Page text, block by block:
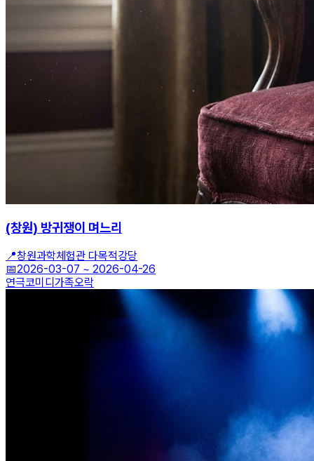
(창원) 방귀쟁이 며느리
📍창원과학체험관 다목적강당
📅2026-03-07 ~ 2026-04-26
연극코미디 가족오락